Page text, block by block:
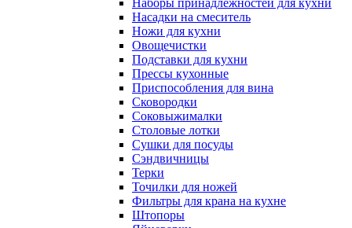
Наборы принадлежностей для кухни
Насадки на смеситель
Ножи для кухни
Овощечистки
Подставки для кухни
Прессы кухонные
Приспособления для вина
Сковородки
Соковыжималки
Столовые лотки
Сушки для посуды
Сэндвичницы
Терки
Точилки для ножей
Фильтры для крана на кухне
Штопоры